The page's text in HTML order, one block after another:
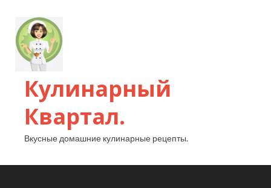
Кулинарный
Квартал.
Вкусные домашние кулинарные рецепты.